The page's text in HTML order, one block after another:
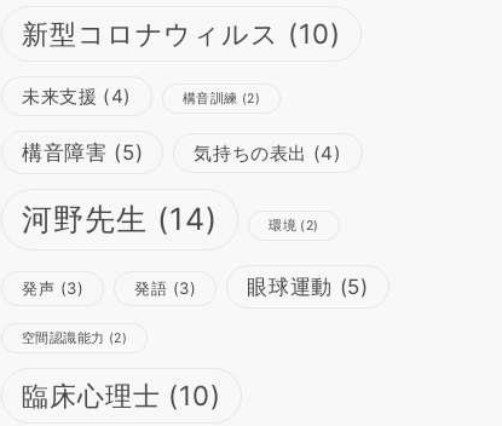
新型コロナウィルス (10)
未来支援 (4) 構音訓練 (2)
構音障害 (5) 気持ちの表出 (4)
河野先生 (14) 環境(2)
発声 (3) 発語 (3) 眼球運動 (5)
空間認識能力 (2)
臨床心理士 (10)